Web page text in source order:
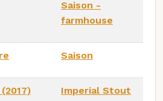
Saison -
farmhouse
Saison
Imperial Stout